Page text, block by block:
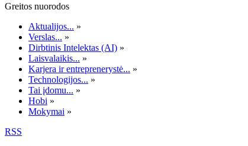
Greitos nuorodos
Aktualijos... »
Verslas... »
Dirbtinis Intelektas (AI) »
Laisvalaikis... »
Karjera ir entreprenerystė... »
Technologijos... »
Tai įdomu... »
Hobi »
Mokymai »
RSS